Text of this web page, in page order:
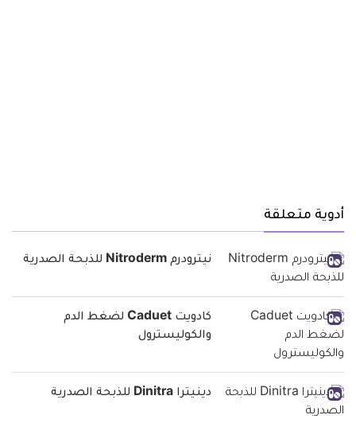
أدوية متعلقة
نيترودرم Nitroderm للذبحة الصدرية
كادويت Caduet لضغط الدم
والكوليسترول
دينيترا Dinitra للذبحة الصدرية